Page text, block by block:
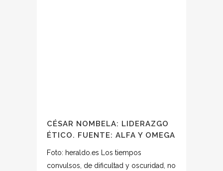
CÉSAR NOMBELA: LIDERAZGO
ÉTICO. FUENTE: ALFA Y OMEGA
Foto: heraldo.es Los tiempos
convulsos, de dificultad y oscuridad, no